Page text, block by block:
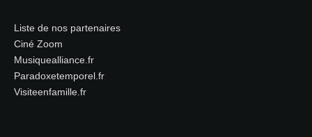
Liste de nos partenaires
Ciné Zoom
Musiquealliance.fr
Paradoxetemporel.fr
Visiteenfamille.fr